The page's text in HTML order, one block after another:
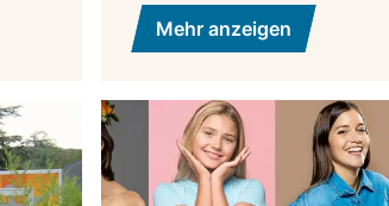
Mehr anzeigen